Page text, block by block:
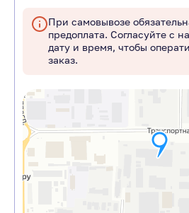
При самовывозе
предоплата. Согласуйте с
дату и время, чтобы
заказ.